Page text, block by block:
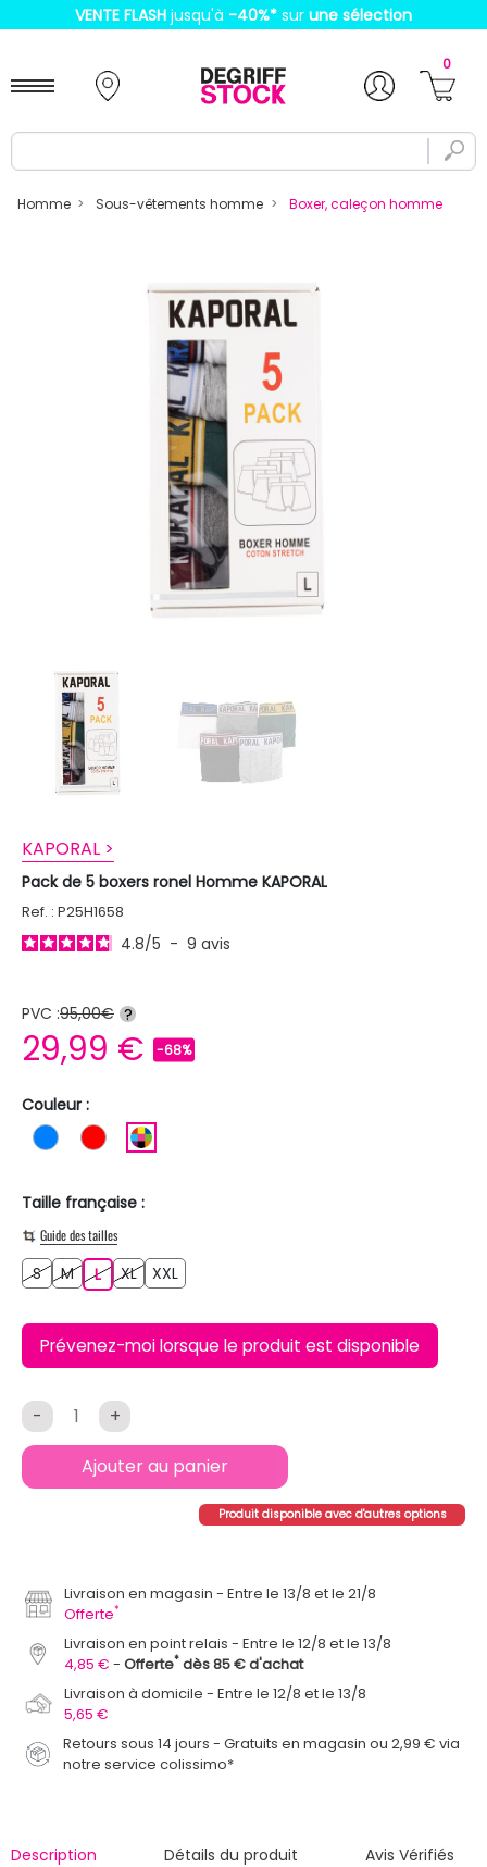
VENTE FLASH jusqu'à -40%* sur une sélection
0
Homme Sous-vêtements homme Boxer, caleçon homme
KAPORAL >
Pack de 5 boxers ronel Homme KAPORAL
Ref. : P25H1658
4.8/5 - 9 avis
PVC :95,00€ ?
29,99 € -68%
Couleur :
BLEU ROUGE
Taille française :
Guide des tailles
SS MM LL XLXL XXL
Prévenez-moi lorsque le produit est disponible
- +
Ajouter au panier
Produit disponible avec d'autres options
Livraison en magasin
Entre le 13/8 et le 21/8
Offerte*
Livraison en point relais
Entre le 12/8 et le 13/8
4,85 €
Offerte* dès 85 € d'achat
Livraison à domicile
Entre le 12/8 et le 13/8
5,65 €
Retours sous 14 jours - Gratuits en magasin ou 2,99 € via
notre service colissimo*
Description Détails du produit Avis Vérifiés